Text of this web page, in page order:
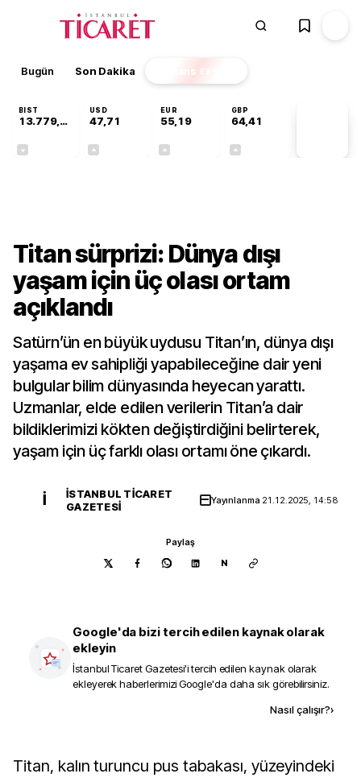
Bugün Son Dakika Finans EKSTRA
BIST
13.779,39
USD
47,71
EUR
55,19
GBP
64,41
Titan sürprizi: Dünya dışı
yaşam için üç olası ortam
açıklandı
Satürn’ün en büyük uydusu Titan’ın, dünya dışı
yaşama ev sahipliği yapabileceğine dair yeni
bulgular bilim dünyasında heyecan yarattı.
Uzmanlar, elde edilen verilerin Titan’a dair
bildiklerimizi kökten değiştirdiğini belirterek,
yaşam için üç farklı olası ortamı öne çıkardı.
İ
İSTANBUL TICARET
GAZETESI
Yayınlanma 21.12.2025, 14:58
Paylaş
N
Google'da bizi tercih edilen kaynak olarak
ekleyin
İstanbul Ticaret Gazetesi'i tercih edilen kaynak olarak
ekleyerek haberlerimizi Google'da daha sık görebilirsiniz.
Nasıl çalışır?›
Titan, kalın turuncu pus tabakası, yüzeyindeki